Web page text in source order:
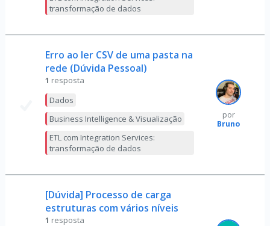
transformação de dados
Erro ao ler CSV de uma pasta na
rede (Dúvida Pessoal)
1 resposta
Dados
Business Intelligence & Visualização
ETL com Integration Services:
transformação de dados
por
Bruno
[Dúvida] Processo de carga
estruturas com vários níveis
1 resposta